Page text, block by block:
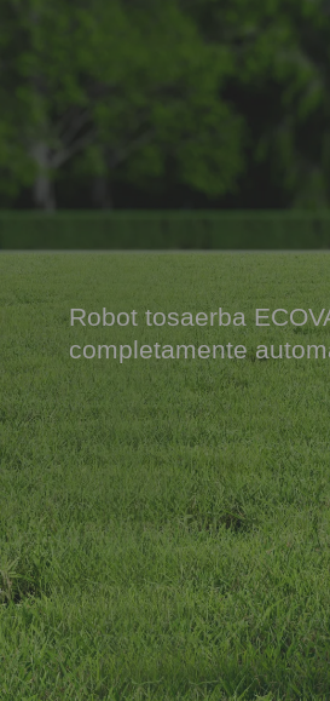
Robot tosaerba
completamente